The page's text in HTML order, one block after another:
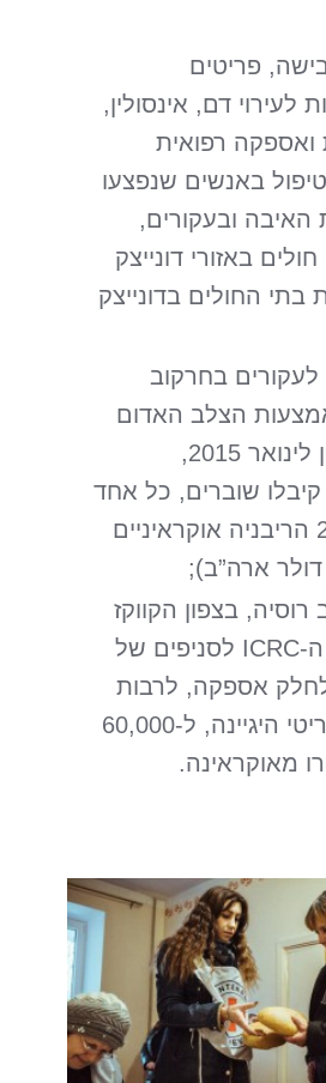
פריטים
לעירוי דם, אינסולין,
ואספקה רפואית
באנשים שנפצעו
ובעקורים,
45 בתי חולים באזורי דונייצק
בתי החולים בדונייצק
לעקורים בחרקוב
הצלב האדום
האוקראיני. נכון לינואר 2015,
איש קיבלו שוברים, כל אחד
מהם בשווי 200 הריבניה אוקראיניים
בצפון הקווקז
ובבלרוס, סייע ה-ICRC לסניפים של
אספקה, לרבות
חבילות מזון ופריטי היגיינה, ל-60,000
מאוקראינה.